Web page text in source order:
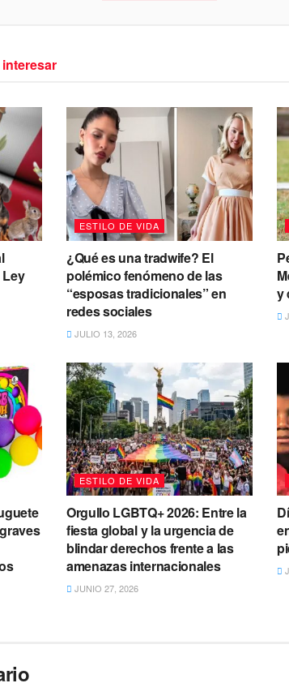
ESTILO DE VIDA
¿Qué es una tradwife? El
polémico fenómeno de las
“esposas tradicionales” en
redes sociales
JULIO 13, 2026
y
ESTILO DE VIDA
Orgullo LGBTQ+ 2026: Entre la
fiesta global y la urgencia de
blindar derechos frente a las
amenazas internacionales
JUNIO 27, 2026